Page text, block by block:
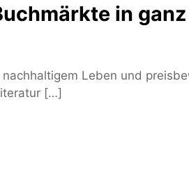
in
Leben und
[…]